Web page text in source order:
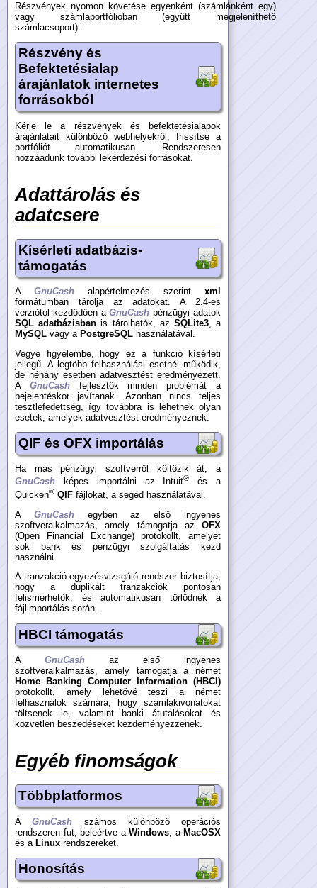
Részvények nyomon követése egyenként (számlánként egy)
vagy számlaportfólióban (együtt megjeleníthető
számlacsoport).
Részvény és
Befektetésialap
árajánlatok internetes
forrásokból
Kérje le a részvények és befektetésialapok
árajánlatait különböző webhelyekről, frissítse a
portfóliót automatikusan. Rendszeresen
hozzáadunk további lekérdezési forrásokat.
Adattárolás és
adatcsere
Kísérleti adatbázis-
támogatás
A GnuCash alapértelmezés szerint xml
formátumban tárolja az adatokat. A 2.4-es
verziótól kezdődően aGnuCash pénzügyi adatok
SQL adatbázisban is tárolhatók, az SQLite3, a
MySQL vagy a PostgreSQL használatával.
Vegye figyelembe, hogy ez a funkció kísérleti
jellegű. A legtöbb felhasználási esetnél működik,
de néhány esetben adatvesztést eredményezett.
A GnuCashfejlesztők minden problémát a
bejelentéskor javítanak. Azonban nincs teljes
tesztlefedettség, így továbbra is lehetnek olyan
esetek, amelyek adatvesztést eredményeznek.
QIF és OFX importálás
Ha más pénzügyi szoftverről költözik át, a
GnuCash képes importálni az Intuit®
és a
Quicken® QIF fájlokat, a segéd használatával.
A GnuCashegyben az első ingyenes
szoftveralkalmazás, amely támogatja az OFX
(Open Financial Exchange) protokollt, amelyet
sok bank és pénzügyi szolgáltatás kezd
használni.
A tranzakció-egyezésvizsgáló rendszer biztosítja,
hogy a duplikált tranzakciók pontosan
felismerhetők, és automatikusan törlődnek a
fájlimportálás során.
HBCI támogatás
A GnuCash az első ingyenes
szoftveralkalmazás, amely támogatja a német
Home Banking Computer Information (HBCI)
protokollt, amely lehetővé teszi a német
felhasználók számára, hogy számlakivonatokat
töltsenek le, valamint banki átutalásokat és
közvetlen beszedéseket kezdeményezzenek.
Egyéb finomságok
Többplatformos
AGnuCash számos különböző operációs
rendszeren fut, beleértve a Windows , a MacOSX
és a Linux rendszereket.
Honosítás